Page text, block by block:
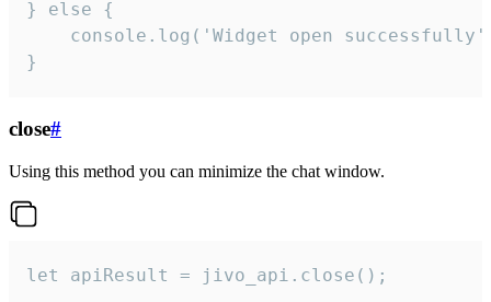
} else {
console.log('Widget open
}
close#
Using this method you can minimize the chat window.
let apiResult = jivo_api.close();